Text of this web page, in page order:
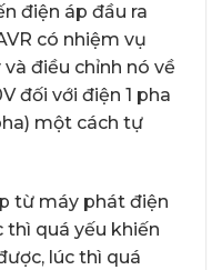
điện áp đầu ra
có nhiệm vụ
điều chỉnh nó về
đối với điện 1 pha
một cách tự
từ máy phát điện
quá yếu khiến
lúc thì quá